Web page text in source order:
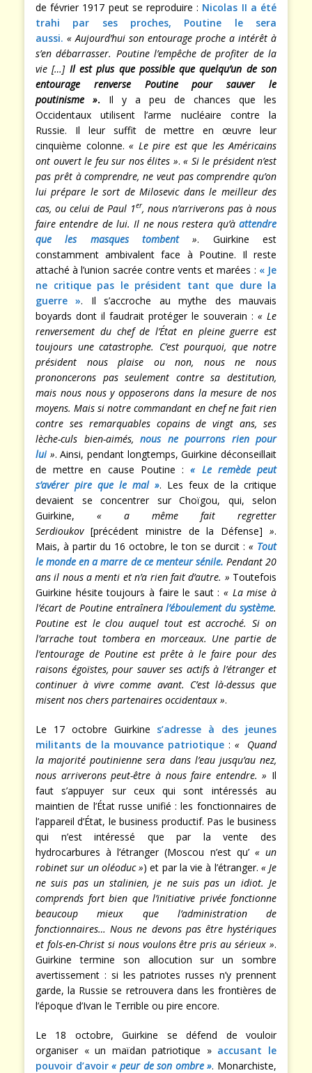
de février 1917 peut se reproduire : Nicolas II a été
trahi par ses proches, Poutine le sera
aussi. « Aujourd’hui son entourage proche a intérêt à
s’en débarrasser. Poutine l’empêche de profiter de la
vie […] Il est plus que possible que quelqu’un de son
entourage renverse Poutine pour sauver le
poutinisme ». Il y a peu de chances que les
Occidentaux utilisent l’arme nucléaire contre la
Russie. Il leur suffit de mettre en œuvre leur
cinquième colonne. « Le pire est que les Américains
ont ouvert le feu sur nos élites ». « Si le président n’est
pas prêt à comprendre, ne veut pas comprendre qu’on
lui prépare le sort de Milosevic dans le meilleur des
cas, ou celui de Paul 1er, nous n’arriverons pas à nous
faire entendre de lui. Il ne nous restera qu’à attendre
que les masques tombent». Guirkine est
constamment ambivalent face à Poutine. Il reste
attaché à l’union sacrée contre vents et marées : « Je
ne critique pas le président tant que dure la
guerre ». Il s’accroche au mythe des mauvais
boyards dont il faudrait protéger le souverain : « Le
renversement du chef de l’État en pleine guerre est
toujours une catastrophe. C’est pourquoi, que notre
président nous plaise ou non, nous ne nous
prononcerons pas seulement contre sa destitution,
mais nous nous y opposerons dans la mesure de nos
moyens. Mais si notre commandant en chef ne fait rien
contre ses remarquables copains de vingt ans, ses
lèche-culs bien-aimés, nous ne pourrons rien pour
lui». Ainsi, pendant longtemps, Guirkine déconseillait
de mettre en cause Poutine :« Le remède peut
s’avérer pire que le mal ». Les feux de la critique
devaient se concentrer sur Choïgou, qui, selon
Guirkine, « a même fait regretter
Serdioukov[précédent ministre de la Défense] ».
Mais, à partir du 16 octobre, le ton se durcit : « Tout
le monde en a marre de ce menteur sénile. Pendant 20
ans il nous a menti et n’a rien fait d’autre. » Toutefois
Guirkine hésite toujours à faire le saut :« La mise à
l’écart de Poutine entraîneral’éboulement du système.
Poutine est le clou auquel tout est accroché. Si on
l’arrache tout tombera en morceaux. Une partie de
l’entourage de Poutine est prête à le faire pour des
raisons égoïstes, pour sauver ses actifs à l’étranger et
continuer à vivre comme avant. C’est là-dessus que
misent nos chers partenaires occidentaux ».
Le 17 octobre Guirkine s’adresse à des jeunes
militants de la mouvance patriotique : « Quand
la majorité poutinienne sera dans l’eau jusqu’au nez,
nous arriverons peut-être à nous faire entendre. » Il
faut s’appuyer sur ceux qui sont intéressés au
maintien de l’État russe unifié : les fonctionnaires de
l’appareil d’État, le business productif. Pas le business
qui n’est intéressé que par la vente des
hydrocarbures à l’étranger (Moscou n’est qu’ « un
robinet sur un oléoduc ») et par la vie à l’étranger. « Je
ne suis pas un stalinien, je ne suis pas un idiot. Je
comprends fort bien que l’initiative privée fonctionne
beaucoup mieux que l’administration de
fonctionnaires… Nous ne devons pas être hystériques
et fols-en-Christ si nous voulons être pris au sérieux ».
Guirkine termine son allocution sur un sombre
avertissement : si les patriotes russes n’y prennent
garde, la Russie se retrouvera dans les frontières de
l’époque d’Ivan le Terrible ou pire encore.
Le 18 octobre, Guirkine se défend de vouloir
organiser « un maïdan patriotique » accusant le
pouvoir d’avoir« peur de son ombre ». Monarchiste,